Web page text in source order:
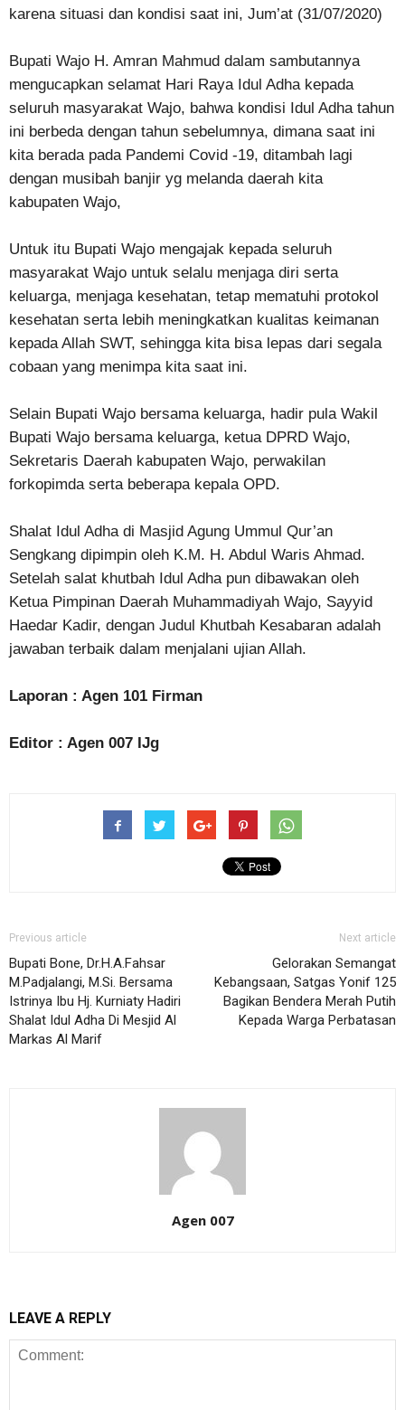
karena situasi dan kondisi saat ini, Jum’at (31/07/2020)
Bupati Wajo H. Amran Mahmud dalam sambutannya
mengucapkan selamat Hari Raya Idul Adha kepada
seluruh masyarakat Wajo, bahwa kondisi Idul Adha tahun
ini berbeda dengan tahun sebelumnya, dimana saat ini
kita berada pada Pandemi Covid -19, ditambah lagi
dengan musibah banjir yg melanda daerah kita
kabupaten Wajo,
Untuk itu Bupati Wajo mengajak kepada seluruh
masyarakat Wajo untuk selalu menjaga diri serta
keluarga, menjaga kesehatan, tetap mematuhi protokol
kesehatan serta lebih meningkatkan kualitas keimanan
kepada Allah SWT, sehingga kita bisa lepas dari segala
cobaan yang menimpa kita saat ini.
Selain Bupati Wajo bersama keluarga, hadir pula Wakil
Bupati Wajo bersama keluarga, ketua DPRD Wajo,
Sekretaris Daerah kabupaten Wajo, perwakilan
forkopimda serta beberapa kepala OPD.
Shalat Idul Adha di Masjid Agung Ummul Qur’an
Sengkang dipimpin oleh K.M. H. Abdul Waris Ahmad.
Setelah salat khutbah Idul Adha pun dibawakan oleh
Ketua Pimpinan Daerah Muhammadiyah Wajo, Sayyid
Haedar Kadir, dengan Judul Khutbah Kesabaran adalah
jawaban terbaik dalam menjalani ujian Allah.
Laporan : Agen 101 Firman
Editor : Agen 007 IJg
Previous article
Bupati Bone, Dr.H.A.Fahsar
M.Padjalangi, M.Si. Bersama
Istrinya Ibu Hj. Kurniaty Hadiri
Shalat Idul Adha Di Mesjid Al
Markas Al Marif
Next article
Gelorakan Semangat
Kebangsaan, Satgas Yonif 125
Bagikan Bendera Merah Putih
Kepada Warga Perbatasan
Agen 007
LEAVE A REPLY